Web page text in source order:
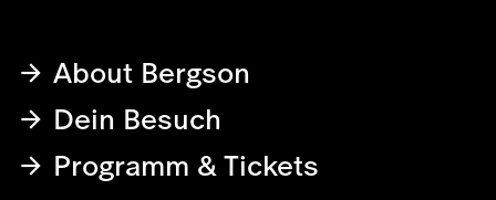
About Bergson
Dein Besuch
Programm & Tickets